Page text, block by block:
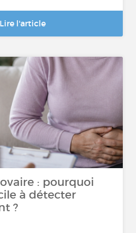
Lire l'article
: pourquoi
à détecter
?